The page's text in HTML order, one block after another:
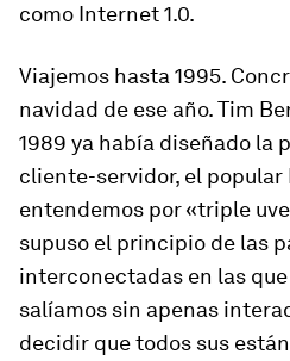
como Internet 1.0.
Viajemos hasta 1995.
navidad de ese año. Tim
1989 ya había diseñado la
cliente-servidor, el popular
entendemos por «triple uve
supuso el principio de las
interconectadas en las
salíamos sin apenas
decidir que todos sus